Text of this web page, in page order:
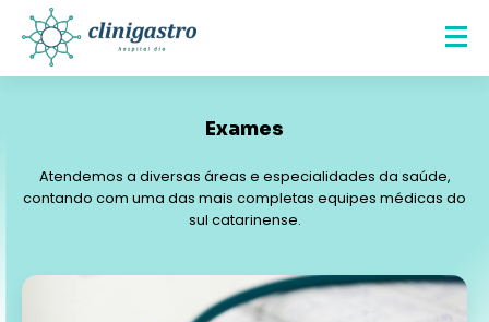
Exames
Atendemos a diversas áreas e especialidades da saúde,
contando com uma das mais completas equipes médicas do
sul catarinense.